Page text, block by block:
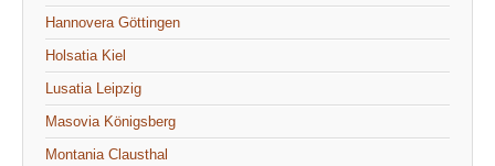
Hannovera Göttingen
Holsatia Kiel
Lusatia Leipzig
Masovia Königsberg
Montania Clausthal